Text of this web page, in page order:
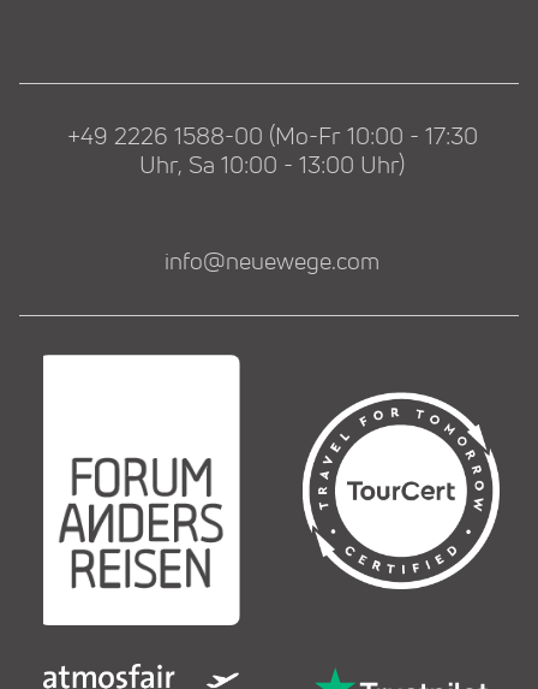
+49 2226 1588-00 (Mo-Fr 10:00 - 17:30
Uhr, Sa 10:00 - 13:00 Uhr)
info@neuewege.com